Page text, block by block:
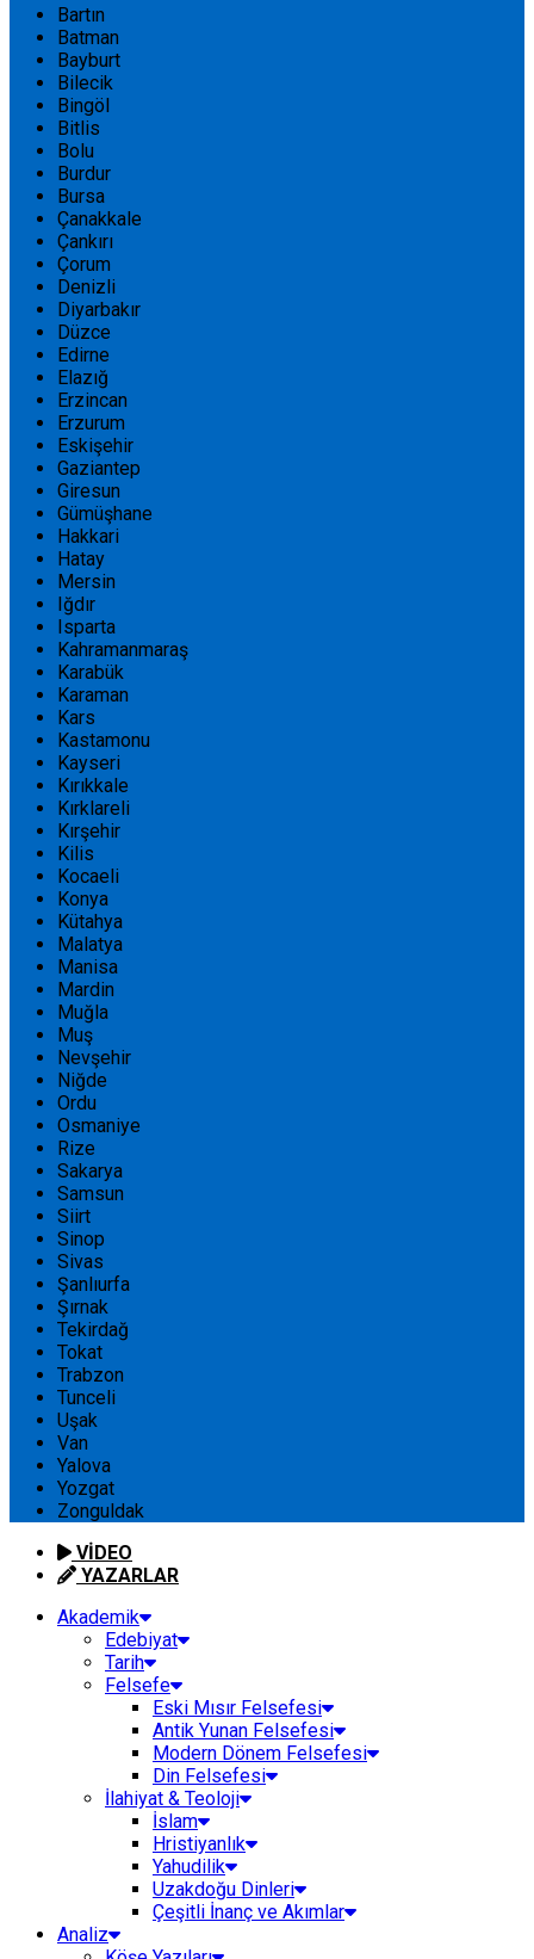
Bartın
Batman
Bayburt
Bilecik
Bingöl
Bitlis
Bolu
Burdur
Bursa
Çanakkale
Çankırı
Çorum
Denizli
Diyarbakır
Düzce
Edirne
Elazığ
Erzincan
Erzurum
Eskişehir
Gaziantep
Giresun
Gümüşhane
Hakkari
Hatay
Mersin
Iğdır
Isparta
Kahramanmaraş
Karabük
Karaman
Kars
Kastamonu
Kayseri
Kırıkkale
Kırklareli
Kırşehir
Kilis
Kocaeli
Konya
Kütahya
Malatya
Manisa
Mardin
Muğla
Muş
Nevşehir
Niğde
Ordu
Osmaniye
Rize
Sakarya
Samsun
Siirt
Sinop
Sivas
Şanlıurfa
Şırnak
Tekirdağ
Tokat
Trabzon
Tunceli
Uşak
Van
Yalova
Yozgat
Zonguldak
VİDEO
YAZARLAR
Akademik
Edebiyat
Tarih
Felsefe
Eski Mısır Felsefesi
Antik Yunan Felsefesi
Modern Dönem Felsefesi
Din Felsefesi
İlahiyat & Teoloji
İslam
Hristiyanlık
Yahudilik
Uzakdoğu Dinleri
Çeşitli İnanç ve Akımlar
Analiz